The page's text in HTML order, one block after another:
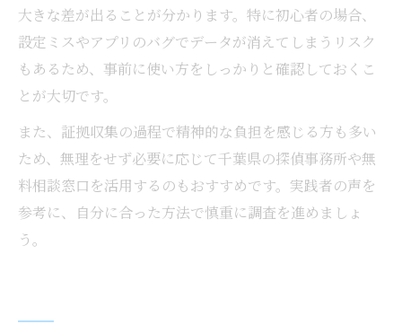
大きな差が出ることが分かります。特に初心者の場合、
設定ミスやアプリのバグでデータが消えてしまうリスク
もあるため、事前に使い方をしっかりと確認しておくこ
とが大切です。
また、証拠収集の過程で精神的な負担を感じる方も多い
ため、無理をせず必要に応じて千葉県の探偵事務所や無
料相談窓口を活用するのもおすすめです。実践者の声を
参考に、自分に合った方法で慎重に調査を進めましょ
う。